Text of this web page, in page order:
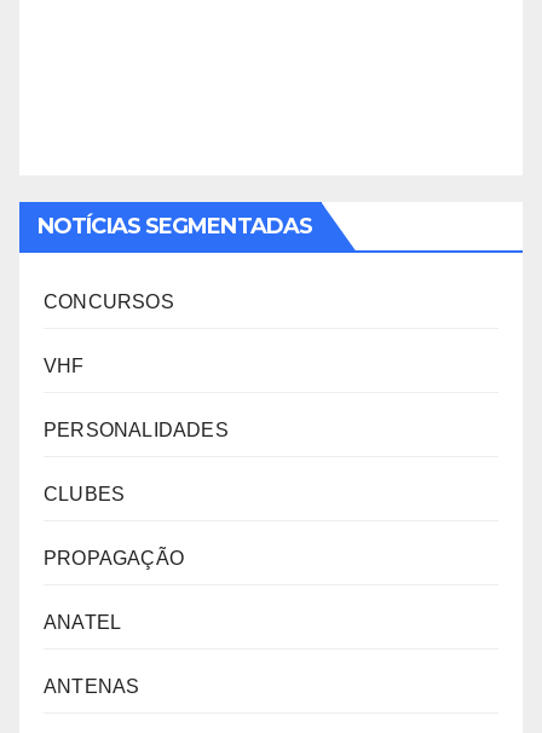
NOTÍCIAS SEGMENTADAS
CONCURSOS
VHF
PERSONALIDADES
CLUBES
PROPAGAÇÃO
ANATEL
ANTENAS